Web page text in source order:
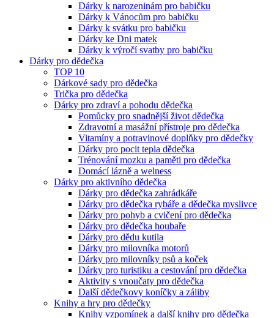
Dárky k narozeninám pro babičku
Dárky k Vánocům pro babičku
Dárky k svátku pro babičku
Dárky ke Dni matek
Dárky k výročí svatby pro babičku
Dárky pro dědečka
TOP 10
Dárkové sady pro dědečka
Trička pro dědečka
Dárky pro zdraví a pohodu dědečka
Pomůcky pro snadnější život dědečka
Zdravotní a masážní přístroje pro dědečka
Vitamíny a potravinové doplňky pro dědečky
Dárky pro pocit tepla dědečka
Trénování mozku a paměti pro dědečka
Domácí lázně a welness
Dárky pro aktivního dědečka
Dárky pro dědečka zahrádkáře
Dárky pro dědečka rybáře a dědečka myslivce
Dárky pro pohyb a cvičení pro dědečka
Dárky pro dědečka houbaře
Dárky pro dědu kutila
Dárky pro milovníka motorů
Dárky pro milovníky psů a koček
Dárky pro turistiku a cestování pro dědečka
Aktivity s vnoučaty pro dědečka
Další dědečkovy koníčky a záliby
Knihy a hry pro dědečky
Knihy vzpomínek a další knihy pro dědečka